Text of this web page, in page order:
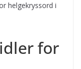
helgekryssord i
for